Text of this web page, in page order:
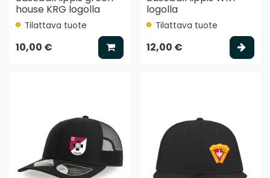
house KRG logolla
Tilattava tuote
10,00 € Lisää koriin
logolla
Tilattava tuote
12,00 €